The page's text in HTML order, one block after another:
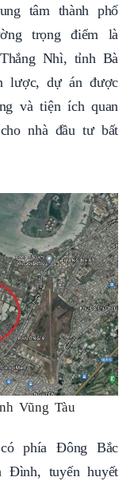
tâm thành phố
trọng điểm là
Nhì, tỉnh Bà
lược, dự án được
và tiện ích quan
nhà đầu tư bất
Vũng Tàu
có phía Đông Bắc
Đình, tuyến huyết